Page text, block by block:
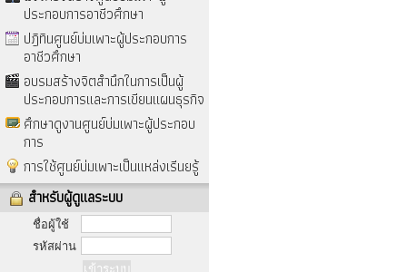
ประกอบการอาชีวศึกษา
ปฎิทินศูนย์บ่มเพาะผู้ประกอบการ
อาชีวศึกษา
อบรมสร้างจิตสำนึกในการเป็นผู้
ประกอบการและการเขียนแผนธุรกิจ
ศึกษาดูงานศูนย์บ่มเพาะผู้ประกอบ
การ
การใช้ศูนย์บ่มเพาะเป็นแหล่งเรีนยรู้
สำหรับผู้ดูแลระบบ
ชื่อผู้ใช้
รหัสผ่าน